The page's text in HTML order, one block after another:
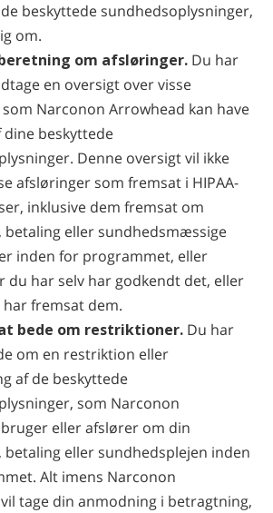
beskyttede sundhedsoplysninger,
om.
om afsløringer. Du har
en oversigt over visse
Narconon Arrowhead kan have
beskyttede
Denne oversigt vil ikke
afsløringer som fremsat i HIPAA-
inklusive dem fremsat om
betaling eller sundhedsmæssige
inden for programmet, eller
du har selv har godkendt det, eller
har fremsat dem.
bede om restriktioner. Du har
om en restriktion eller
af de beskyttede
som Narconon
eller afslører om din
betaling eller sundhedsplejen inden
Alt imens Narconon
tage din anmodning i betragtning,